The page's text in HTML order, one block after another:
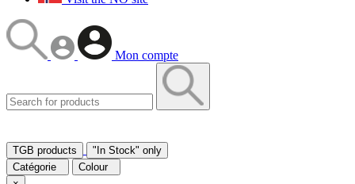
Mon compte
TGB products
"In Stock" only
Catégorie
Colour